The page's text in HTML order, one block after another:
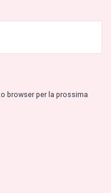
browser per la prossima